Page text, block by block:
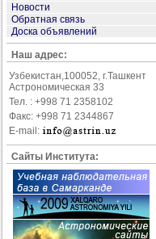
Новости
Обратная связь
Доска объявлений
Наш адрес:
Узбекистан,100052, г.Ташкент
Астрономическая 33
Тел. : +998 71 2358102
Факс: +998 71 2344867
E-mail:
Сайты Института: